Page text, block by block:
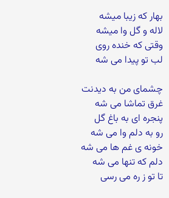
بهار که زیبا میشه
لاله و گل وا میشه
وقتی که خنده روی
لب تو پیدا می شه
چشمای من به دیدنت
غرق تماشا می شه
پنجره ای به باغ گل
رو به دلم وا می شه
خونه ی غم ها می شه
دلم که تنها می شه
تا تو ز ره می رسی